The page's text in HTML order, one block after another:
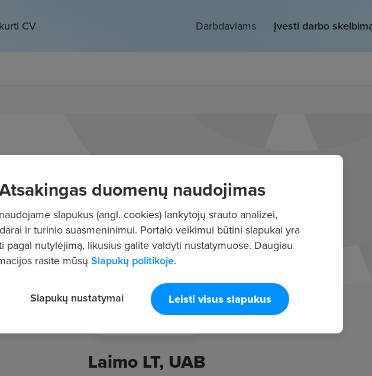
CV Darbdaviams Įvesti darbo
Laimo LT, UAB
duomenų naudojimas
slapukus (angl. cookies) lankytojų srauto analizei,
ir turinio suasmeninimui. Portalo veikimui būtini slapukai yra
pagal nutylėjimą, likusius galite valdyti nustatymuose. Daugiau
rasite mūsų Slapukų politikoje.
Leisti visus slapukus
Slapukų nustatymai